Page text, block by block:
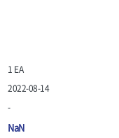
1 EA
2022-08-14
-
NaN